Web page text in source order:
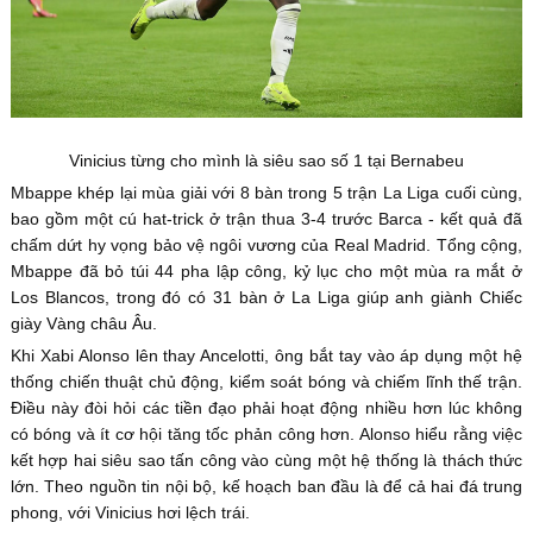
Vinicius từng cho mình là siêu sao số 1 tại Bernabeu
Mbappe khép lại mùa giải với 8 bàn trong 5 trận La Liga cuối cùng,
bao gồm một cú hat-trick ở trận thua 3-4 trước Barca - kết quả đã
chấm dứt hy vọng bảo vệ ngôi vương của Real Madrid. Tổng cộng,
Mbappe đã bỏ túi 44 pha lập công, kỷ lục cho một mùa ra mắt ở
Los Blancos, trong đó có 31 bàn ở La Liga giúp anh giành Chiếc
giày Vàng châu Âu.
Khi Xabi Alonso lên thay Ancelotti, ông bắt tay vào áp dụng một hệ
thống chiến thuật chủ động, kiểm soát bóng và chiếm lĩnh thế trận.
Điều này đòi hỏi các tiền đạo phải hoạt động nhiều hơn lúc không
có bóng và ít cơ hội tăng tốc phản công hơn. Alonso hiểu rằng việc
kết hợp hai siêu sao tấn công vào cùng một hệ thống là thách thức
lớn. Theo nguồn tin nội bộ, kế hoạch ban đầu là để cả hai đá trung
phong, với Vinicius hơi lệch trái.